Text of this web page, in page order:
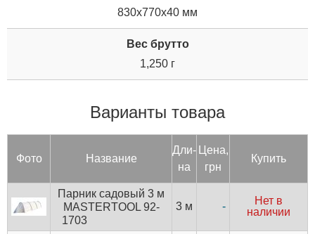
830x770x40 мм
Вес брутто
1,250 г
Варианты товара
Фото Название
Дли­
на
Цена,
грн
Купить
Парник садовый 3 м
MASTERTOOL 92-
1703
3 м -
Нет в
наличии